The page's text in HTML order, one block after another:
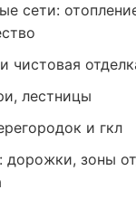
сети:
чистовая
лестницы
и гкл
дорожки, зоны